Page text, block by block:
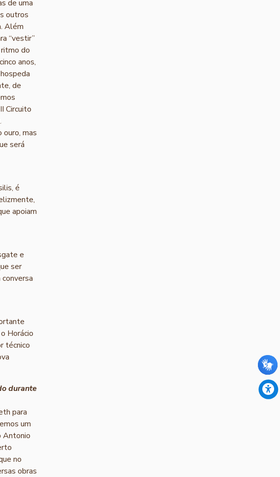
de uma
outros
Além
“vestir”
do
anos,
de
Circuito
mas
será
é
apoiam
e
ser
Horácio
técnico
durante
para
um
Antonio
no
obras